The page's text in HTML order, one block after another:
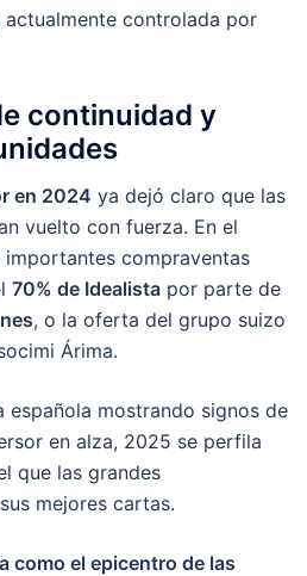
actualmente controlada por
continuidad y
en 2024 ya dejó claro que las
vuelto con fuerza. En el
compraventas
70% de Idealista por parte de
, o la oferta del grupo suizo
Árima.
española mostrando signos de
en alza, 2025 se perfila
que las grandes
mejores cartas.
como el epicentro de las